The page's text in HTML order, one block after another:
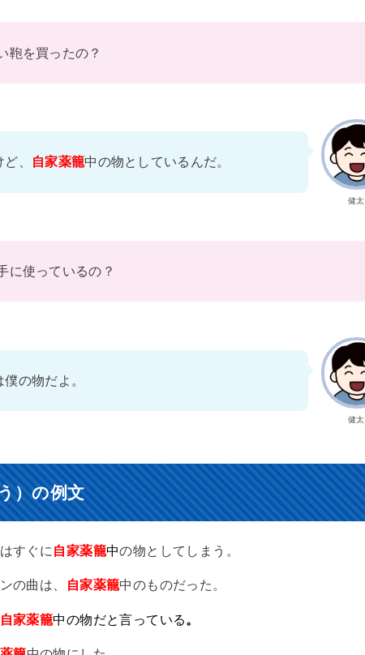
鞄を買ったの？
健太
、 自家薬籠中の物としているんだ。
に使っているの？
健太
の物だよ。
）の例文
すぐに 自家薬籠中の物としてしまう。
の曲は、 自家薬籠中のものだった。
自家薬籠中の物だと言っている。